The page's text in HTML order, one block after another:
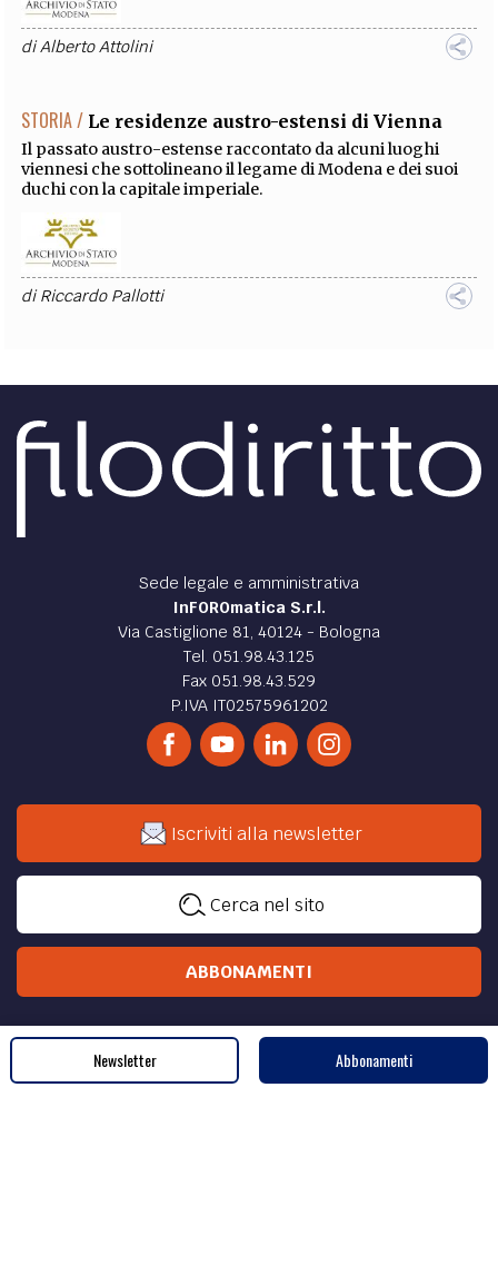
STORIA /
una mostra documentaria dedicata ad alcuni celebri
processi cittadini, tra i quali la vicenda di don Giuseppe
Andreoli
diAlberto Attolini
STORIA / Le residenze austro-estensi di Vienna
Il passato austro-estense raccontato da alcuni luoghi
viennesi che sottolineano il legame di Modena e dei suoi
duchi con la capitale imperiale.
Newsletter Abbonamenti